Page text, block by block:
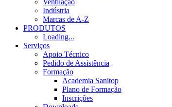
Ventilação
Indústria
Marcas de A-Z
PRODUTOS
Loading...
Serviços
Apoio Técnico
Pedido de Assistência
Formação
Academia Sanitop
Plano de Formação
Inscrições